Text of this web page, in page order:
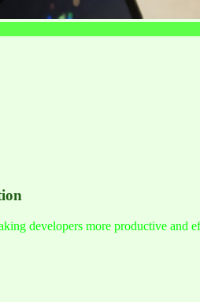
developers more productive and